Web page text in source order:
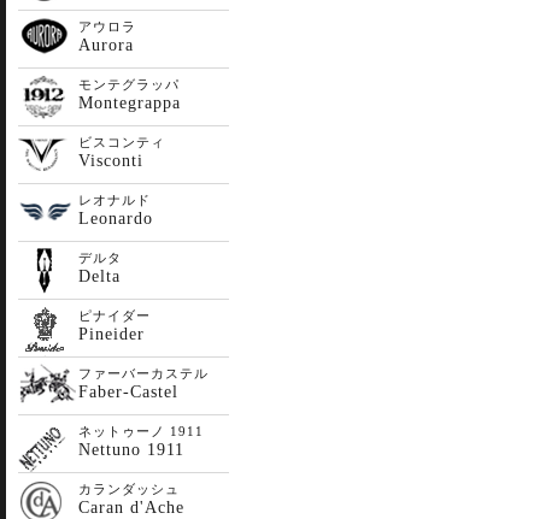
アウロラ
Aurora
モンテグラッパ
Montegrappa
ビスコンティ
Visconti
レオナルド
Leonardo
デルタ
Delta
ピナイダー
Pineider
ファーバーカステル
Faber-Castel
ネットゥーノ 1911
Nettuno 1911
カランダッシュ
Caran d'Ache